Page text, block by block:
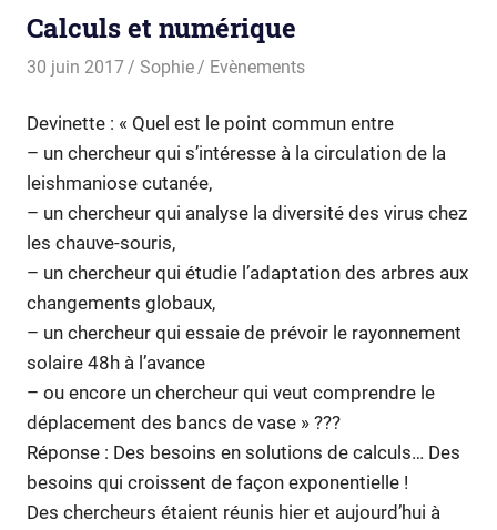
Calculs et numérique
30 juin 2017 Sophie Evènements
Devinette : « Quel est le point commun entre
– un chercheur qui s’intéresse à la circulation de la
leishmaniose cutanée,
– un chercheur qui analyse la diversité des virus chez
les chauve-souris,
– un chercheur qui étudie l’adaptation des arbres aux
changements globaux,
– un chercheur qui essaie de prévoir le rayonnement
solaire 48h à l’avance
– ou encore un chercheur qui veut comprendre le
déplacement des bancs de vase » ???
Réponse : Des besoins en solutions de calculs… Des
besoins qui croissent de façon exponentielle !
Des chercheurs étaient réunis hier et aujourd’hui à